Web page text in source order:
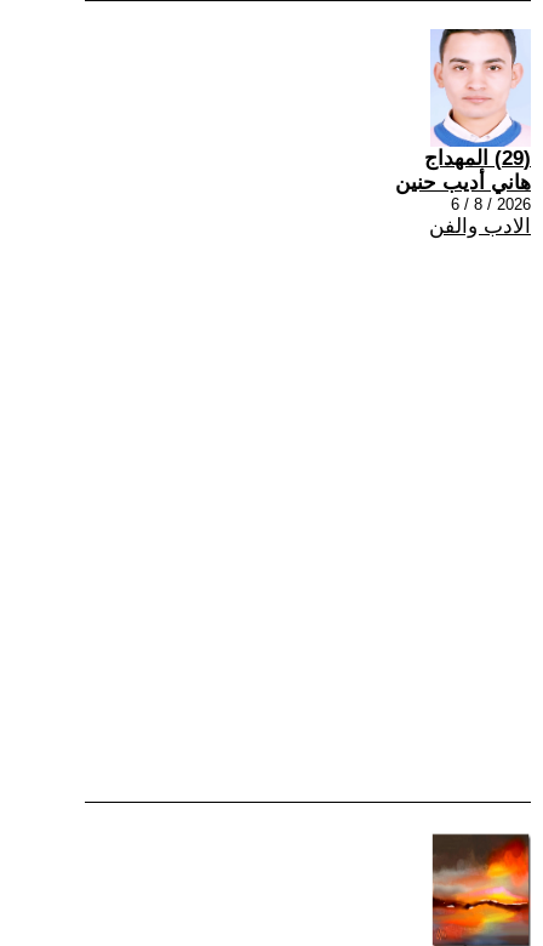
(29) المهداج
هاني أديب حنين
2026 / 8 / 6
الادب والفن